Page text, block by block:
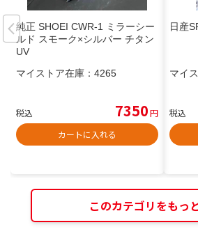
純正 SHOEI CWR-1 ミラーシー
ルド スモーク×シルバー チタン
UV
マイストア在庫： 4265
税込 7350円
カートに入れる
日産
マイ
税込
このカテゴリをもっ